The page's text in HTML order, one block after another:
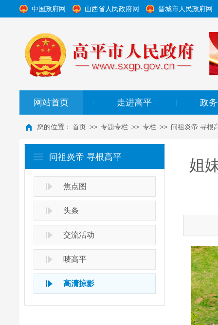
中国政府网 山西省人民政府网 晋城市人民政府网
网站首页 走进高平 政
您的位置： 首页 >> 专题专栏 >> 专栏 >> 问祖炎帝 寻根
问祖炎帝 寻根高平
焦点图
头条
交流活动
唛高平
高清掠影
姐